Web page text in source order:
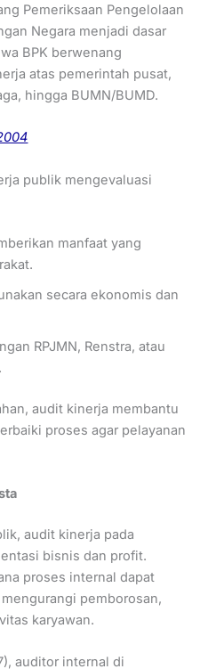
Pemeriksaan Pengelolaan
Negara menjadi dasar
BPK berwenang
atas pemerintah pusat,
hingga BUMN/BUMD.
publik mengevaluasi
manfaat yang
secara ekonomis dan
RPJMN, Renstra, atau
audit kinerja membantu
proses agar pelayanan
audit kinerja pada
bisnis dan profit.
proses internal dapat
pemborosan,
karyawan.
auditor internal di